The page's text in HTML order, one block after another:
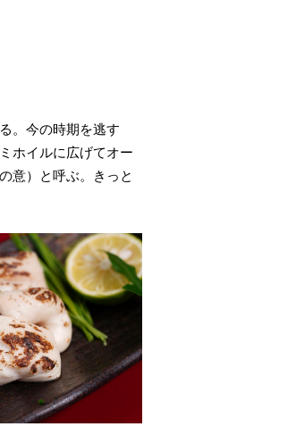
。今の時期を逃す
ホイルに広げてオー
意）と呼ぶ。きっと